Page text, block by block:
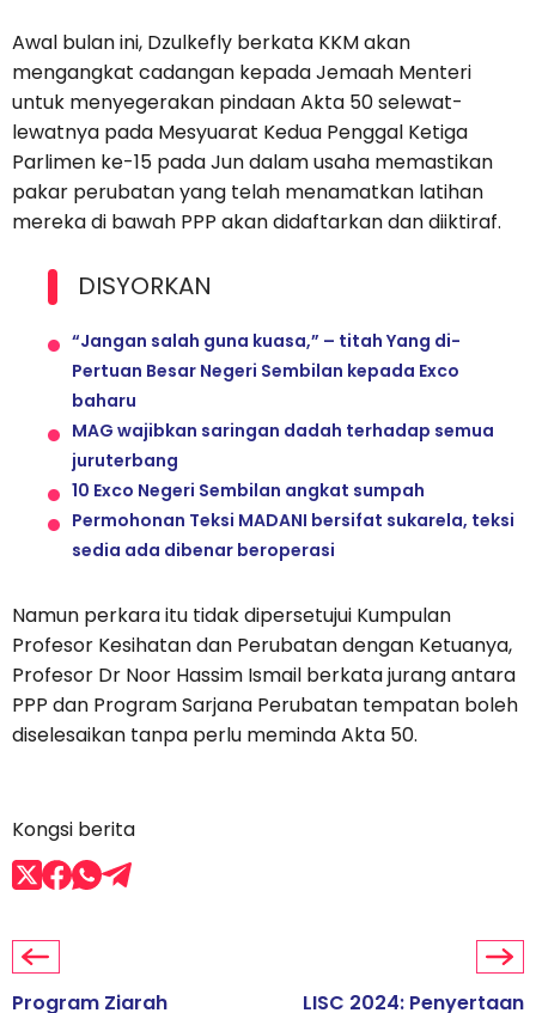
Awal bulan ini, Dzulkefly berkata KKM akan
mengangkat cadangan kepada Jemaah Menteri
untuk menyegerakan pindaan Akta 50 selewat-
lewatnya pada Mesyuarat Kedua Penggal Ketiga
Parlimen ke-15 pada Jun dalam usaha memastikan
pakar perubatan yang telah menamatkan latihan
mereka di bawah PPP akan didaftarkan dan diiktiraf.
DISYORKAN
“Jangan salah guna kuasa,” – titah Yang di-
Pertuan Besar Negeri Sembilan kepada Exco
baharu
MAG wajibkan saringan dadah terhadap semua
juruterbang
10 Exco Negeri Sembilan angkat sumpah
Permohonan Teksi MADANI bersifat sukarela, teksi
sedia ada dibenar beroperasi
Namun perkara itu tidak dipersetujui Kumpulan
Profesor Kesihatan dan Perubatan dengan Ketuanya,
Profesor Dr Noor Hassim Ismail berkata jurang antara
PPP dan Program Sarjana Perubatan tempatan boleh
diselesaikan tanpa perlu meminda Akta 50.
Kongsi berita
Program Ziarah
LISC 2024: Penyertaan